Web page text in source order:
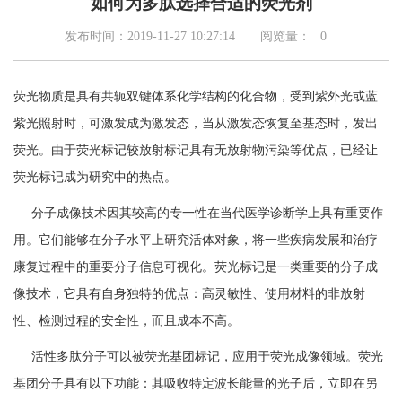
发布时间：2019-11-27 10:27:14 阅览量： 0
荧光物质是具有共轭双键体系化学结构的化合物，受到紫外光或蓝
紫光照射时，可激发成为激发态，当从激发态恢复至基态时，发出
荧光。由于荧光标记较放射标记具有无放射物污染等优点，已经让
荧光标记成为研究中的热点。
分子成像技术因其较高的专一性在当代医学诊断学上具有重要作
用。它们能够在分子水平上研究活体对象，将一些疾病发展和治疗
康复过程中的重要分子信息可视化。荧光标记是一类重要的分子成
像技术，它具有自身独特的优点：高灵敏性、使用材料的非放射
性、检测过程的安全性，而且成本不高。
活性多肽分子可以被荧光基团标记，应用于荧光成像领域。荧光
基团分子具有以下功能：其吸收特定波长能量的光子后，立即在另